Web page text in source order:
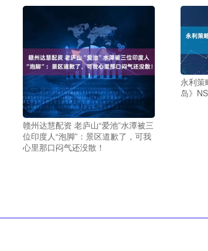
赣州达慧配资 老庐山“爱池”水潭被三
位印度人“泡脚”：景区道歉了，可我
心里那口闷气还没散！
永利策
岛》